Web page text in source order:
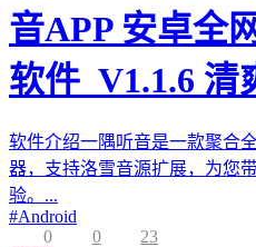
音APP 安卓全
软件_V1.1.6 清
软件介绍一隅听音是一款聚合
器，支持洛雪音源扩展，为您
验。...
#Android
0
0 23